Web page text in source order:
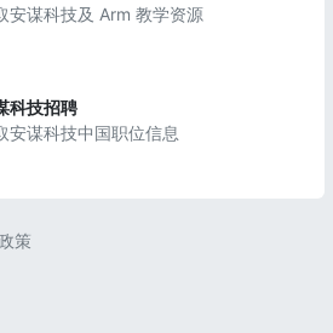
安谋科技及 Arm 教学资源
科技招聘
安谋科技中国职位信息
策